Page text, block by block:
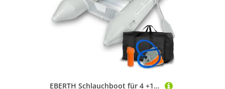
EBERTH Schlauchboot für 4 +1 Personen aus robustem PVC mit 2x Sitzbank, 2X Paddel, Aluboden, Reparaturset, Pumpe, Tragetasche